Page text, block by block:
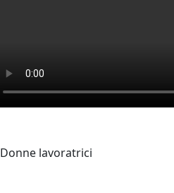
Donne lavoratrici